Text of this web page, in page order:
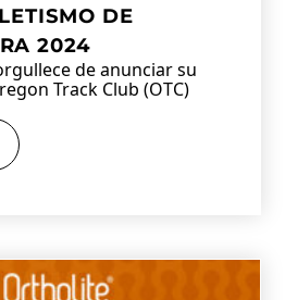
DE
2024
de anunciar su
Track Club (OTC)